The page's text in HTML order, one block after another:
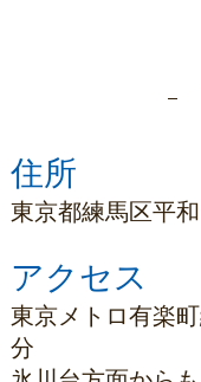
住所
東京都練馬区平
アクセス
東京メトロ有楽
分